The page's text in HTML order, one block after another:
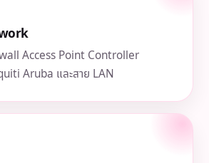
Access Point Controller
Aruba และสาย LAN